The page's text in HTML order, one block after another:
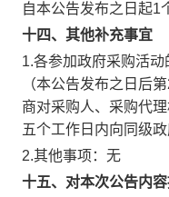
自本公告发布之日起1
十四、其他补充事宜
1.各参加政府采购活
（本公告发布之日后
商对采购人、采购代
五个工作日内向同级
2.其他事项： 无
十五、对本次公告内